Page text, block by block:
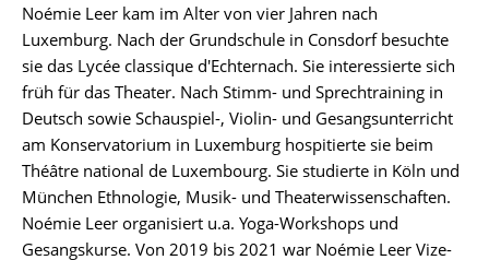
Biographie
Noémie Leer kam im Alter von vier Jahren nach
Luxemburg. Nach der Grundschule in Consdorf besuchte
sie das Lycée classique d'Echternach. Sie interessierte sich
früh für das Theater. Nach Stimm- und Sprechtraining in
Deutsch sowie Schauspiel-, Violin- und Gesangsunterricht
am Konservatorium in Luxemburg hospitierte sie beim
Théâtre national de Luxembourg. Sie studierte in Köln und
München Ethnologie, Musik- und Theaterwissenschaften.
Noémie Leer organisiert u.a. Yoga-Workshops und
Gesangskurse. Von 2019 bis 2021 war Noémie Leer Vize-